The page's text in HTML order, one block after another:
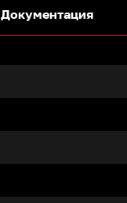
Документация